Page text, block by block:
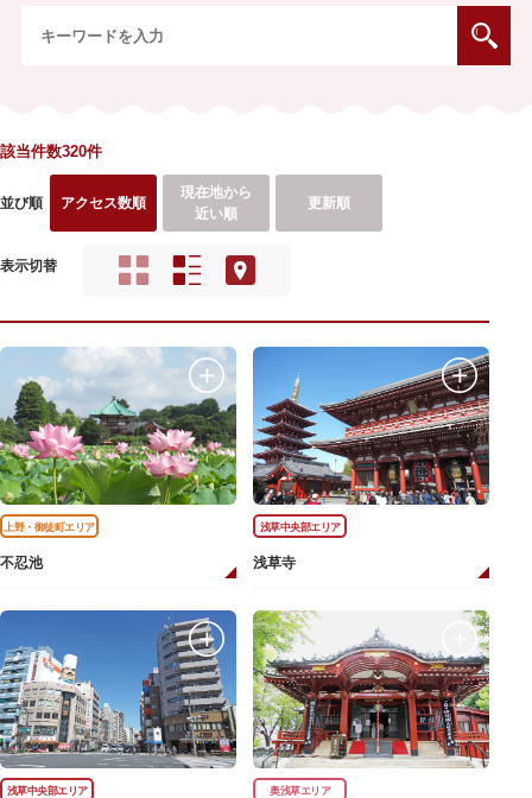
該当件数320件
並び順 アクセス数順
現在地から
近い順
更新順
表示切替
上野・御徒町エリア
不忍池
浅草中央部エリア
浅草寺
浅草中央部エリア 奥浅草エリア